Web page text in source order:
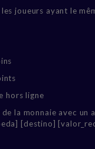
joueurs ayant le
hors ligne
de la monnaie avec un
[destino]